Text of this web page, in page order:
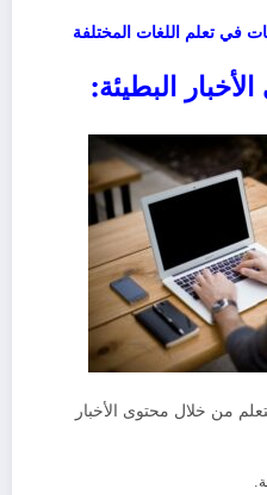
البطيئة:
من خلال محتوى الأخبار